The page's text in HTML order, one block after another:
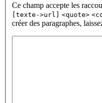
Ce champ accepte les
[texte->url] <quote>
créer des paragraphes,